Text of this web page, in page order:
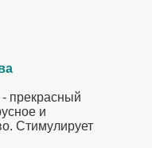
прекрасный
и
Стимулирует